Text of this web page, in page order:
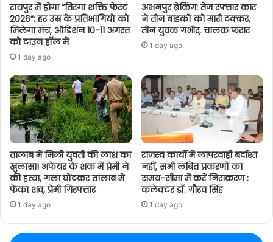
रायपुर में होगा “तिरंगा शक्ति फेस्ट
2026”: हर उम्र के प्रतिभागियों को
मिलेगा मंच, ऑडिशन 10-11 अगस्त
को टाउन हॉल में
1 day ago
अभनपुर ब्रेकिंग: तेज रफ्तार कार
ने तीन बाइकों को मारी टक्कर,
तीन युवक गंभीर, चालक फरार
1 day ago
तालाब में मिली युवती की लाश का
खुलासा! अफेयर के शक में प्रेमी ने
की हत्या, गला घोंटकर तालाब में
फेंका शव, प्रेमी गिरफ्तार
1 day ago
राजस्व कार्यों में लापरवाही बर्दाश्त
नहीं, सभी लंबित प्रकरणों का
समय-सीमा में करें निराकरण :
कलेक्टर डॉ. गौरव सिंह
1 day ago